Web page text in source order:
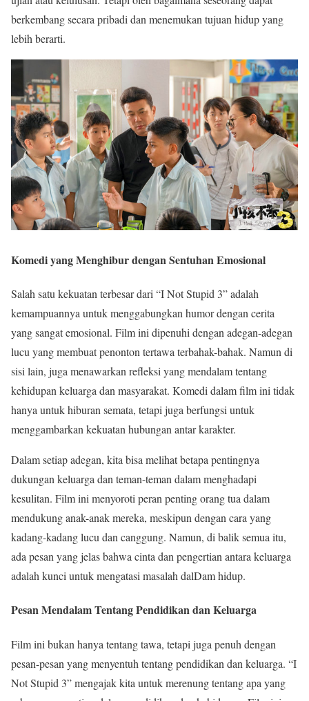
berkembang secara pribadi dan menemukan tujuan hidup yang
lebih berarti.
Komedi yang Menghibur dengan Sentuhan Emosional
Salah satu kekuatan terbesar dari “I Not Stupid 3” adalah
kemampuannya untuk menggabungkan humor dengan cerita
yang sangat emosional. Film ini dipenuhi dengan adegan-adegan
lucu yang membuat penonton tertawa terbahak-bahak. Namun di
sisi lain, juga menawarkan refleksi yang mendalam tentang
kehidupan keluarga dan masyarakat. Komedi dalam film ini tidak
hanya untuk hiburan semata, tetapi juga berfungsi untuk
menggambarkan kekuatan hubungan antar karakter.
Dalam setiap adegan, kita bisa melihat betapa pentingnya
dukungan keluarga dan teman-teman dalam menghadapi
kesulitan. Film ini menyoroti peran penting orang tua dalam
mendukung anak-anak mereka, meskipun dengan cara yang
kadang-kadang lucu dan canggung. Namun, di balik semua itu,
ada pesan yang jelas bahwa cinta dan pengertian antara keluarga
adalah kunci untuk mengatasi masalah dalDam hidup.
Pesan Mendalam Tentang Pendidikan dan Keluarga
Film ini bukan hanya tentang tawa, tetapi juga penuh dengan
pesan-pesan yang menyentuh tentang pendidikan dan keluarga. “I
Not Stupid 3” mengajak kita untuk merenung tentang apa yang